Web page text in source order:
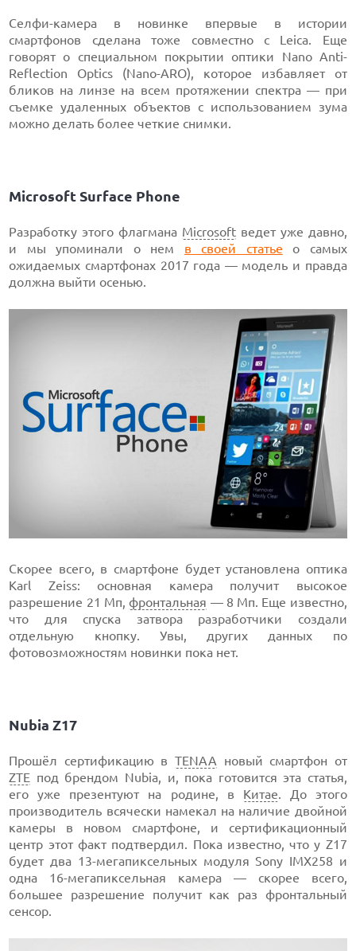
Селфи-камера в новинке впервые в истории
смартфонов сделана тоже совместно с Leica. Еще
говорят о специальном покрытии оптики Nano Anti-
Reflection Optics (Nano-ARO), которое избавляет от
бликов на линзе на всем протяжении спектра — при
съемке удаленных объектов с использованием зума
можно делать более четкие снимки.
Microsoft Surface Phone
Разработку этого флагмана Microsoft ведет уже давно,
и мы упоминали о нем в своей статье о самых
ожидаемых смартфонах 2017 года — модель и правда
должна выйти осенью.
Скорее всего, в смартфоне будет установлена оптика
Karl Zeiss: основная камера получит высокое
разрешение 21 Мп,фронтальная — 8 Мп. Еще известно,
что для спуска затвора разработчики создали
отдельную кнопку. Увы, других данных по
фотовозможностям новинки пока нет.
Nubia Z17
Прошёл сертификацию в TENAA новый смартфон от
ZTE под брендом Nubia, и, пока готовится эта статья,
его уже презентуют на родине, в Китае. До этого
производитель всячески намекал на наличие двойной
камеры в новом смартфоне, и сертификационный
центр этот факт подтвердил. Пока известно, что у Z17
будет два 13-мегапиксельных модуля Sony IMX258 и
одна 16-мегапиксельная камера — скорее всего,
большее разрешение получит как раз фронтальный
сенсор.